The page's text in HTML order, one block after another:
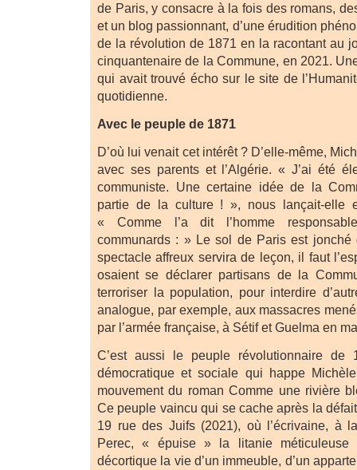
de Paris, y consacre à la fois des romans,
et un blog passionnant, d’une érudition
de la révolution de 1871 en la racontant au
cinquantenaire de la Commune, en 2021.
qui avait trouvé écho sur le site de
quotidienne.
Avec le peuple de 1871
D’où lui venait cet intérêt ? D’elle-même,
avec ses parents et l’Algérie. « J’ai été
communiste. Une certaine idée de la
partie de la culture ! », nous lançait-elle
« Comme l’a dit l’homme
communards : » Le sol de Paris est jonché
spectacle affreux servira de leçon, il faut
osaient se déclarer partisans de la
terroriser la population, pour interdire
analogue, par exemple, aux massacres
par l’armée française, à Sétif et Guelma en
C’est aussi le peuple révolutionnaire de
démocratique et sociale qui happe
mouvement du roman Comme une rivière
Ce peuple vaincu qui se cache après la
19 rue des Juifs (2021), où l’écrivaine, à
Perec, « épuise » la litanie méticuleuse
décortique la vie d’un immeuble, d’un